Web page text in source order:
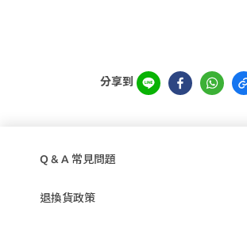
分享到
Q & A 常見問題
退換貨政策